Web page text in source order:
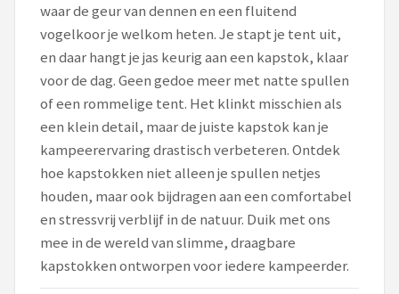
Slaapmatten
Koelboxen
Shop
Intex
KOEL
Eurotrail
waar de geur van dennen en een fluitend
vogelkoor je welkom heten. Je stapt je tent uit,
en daar hangt je jas keurig aan een kapstok, klaar
voor de dag. Geen gedoe meer met natte spullen
of een rommelige tent. Het klinkt misschien als
een klein detail, maar de juiste kapstok kan je
kampeerervaring drastisch verbeteren. Ontdek
hoe kapstokken niet alleen je spullen netjes
houden, maar ook bijdragen aan een comfortabel
en stressvrij verblijf in de natuur. Duik met ons
mee in de wereld van slimme, draagbare
kapstokken ontworpen voor iedere kampeerder.